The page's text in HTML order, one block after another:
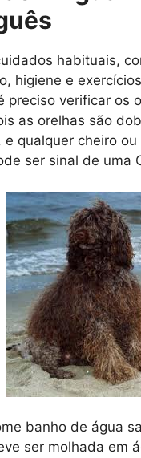
habituais,
higiene e
preciso verificar os
as orelhas são
e qualquer cheiro ou
ser sinal de uma
banho de água
ser molhada em